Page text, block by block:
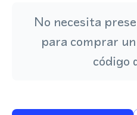
No necesita
para comprar
código